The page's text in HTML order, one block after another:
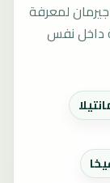
لمعرفة
داخل نفس